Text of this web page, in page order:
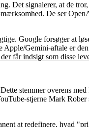
Det signalerer, at de
De ser
Google forsøger at
Gemini-aftale er
får indsigt som disse
stemmer overens med
stjerne Mark
at redefinere, hvad